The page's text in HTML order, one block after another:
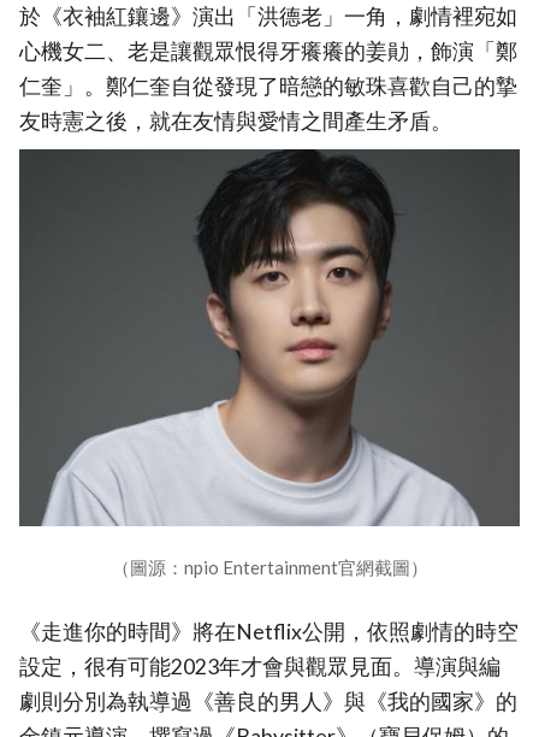
於《衣袖紅鑲邊》演出「洪德老」一角，劇情裡宛如
心機女二、老是讓觀眾恨得牙癢癢的姜勛，飾演「鄭
仁奎」。鄭仁奎自從發現了暗戀的敏珠喜歡自己的摯
友時憲之後，就在友情與愛情之間產生矛盾。
（圖源：npio Entertainment官網截圖）
《走進你的時間》將在Netflix公開，依照劇情的時空
設定，很有可能2023年才會與觀眾見面。導演與編
劇則分別為執導過《善良的男人》與《我的國家》的